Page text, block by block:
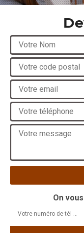
On